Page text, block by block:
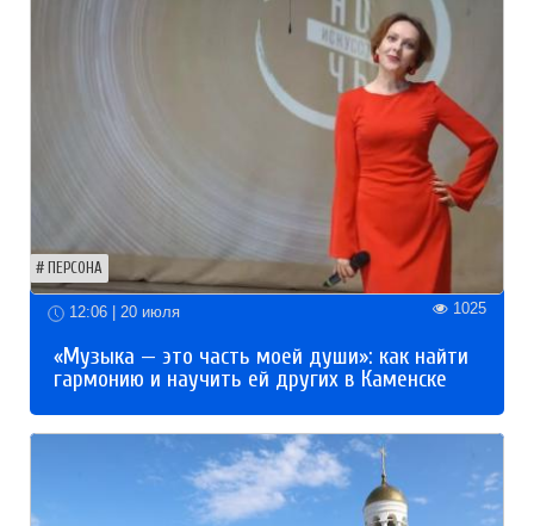
ПЕРСОНА
12:06 | 20 июля 1025
«Музыка — это часть моей души»: как найти
гармонию и научить ей других в Каменске